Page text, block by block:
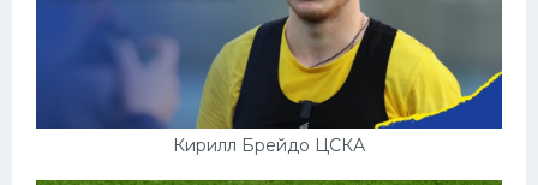
Кирилл Брейдо ЦСКА